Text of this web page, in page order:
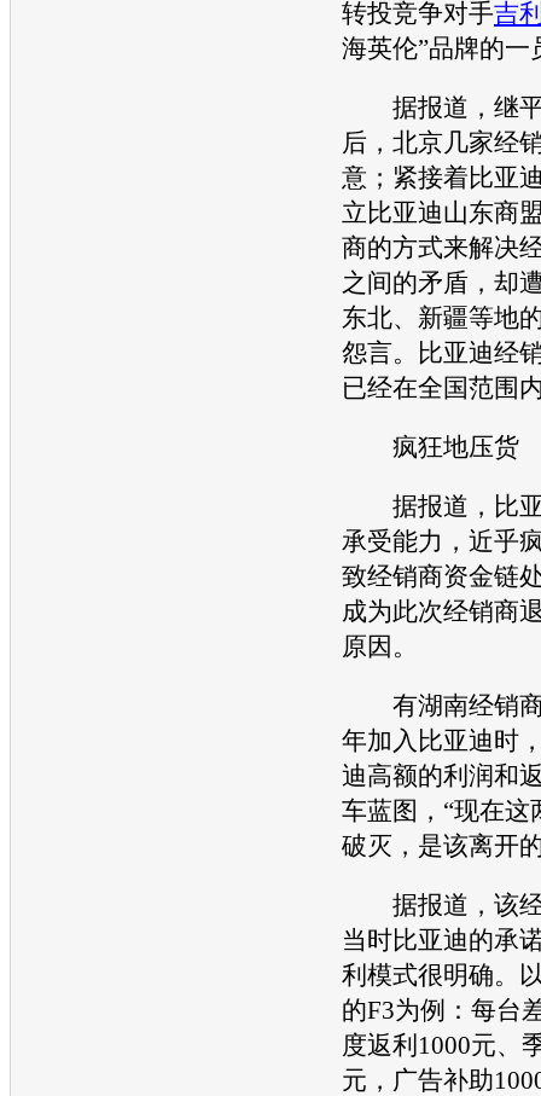
转投竞争对手吉
海英伦”品牌的一
据报道，继平
后，北京几家经
意；紧接着比亚
立比亚迪山东商
商的方式来解决
之间的矛盾，却
东北、新疆等地
怨言。
比亚迪经
已经在全国范围
疯狂地压货
据报道， 比
承受能力，近乎
致经销商资金链
成为此次经销商
原因。
有湖南经销商
年加入 比亚迪时
迪高额的利润和
车蓝图，“现在这
破灭，是该离开
据报道，该经
当时比亚迪的承
利模式很明确。
的F3为例：每台
度返利1000元、
元，广告补助